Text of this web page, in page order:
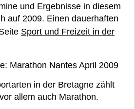
und Ergebnisse in diesem
auf 2009. Einen dauerhaften
Sport und Freizeit in der
Marathon Nantes April 2009
in der Bretagne zählt
allem auch Marathon.